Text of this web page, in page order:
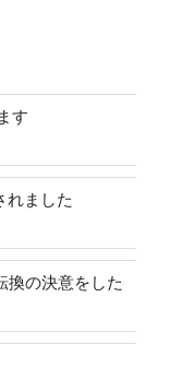
す
れました
換の決意をした